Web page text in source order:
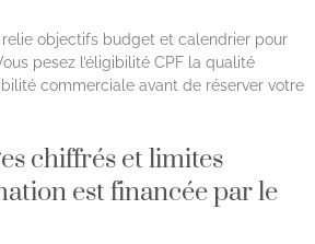
relie objectifs budget et calendrier pour
pesez l’éligibilité CPF la qualité
commerciale avant de réserver votre
chiffrés et limites
est financée par le